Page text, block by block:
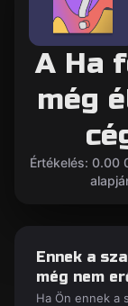
A Ha
még
Értékelés: 0.00
Ennek a
még nem
Ha Ön ennek a